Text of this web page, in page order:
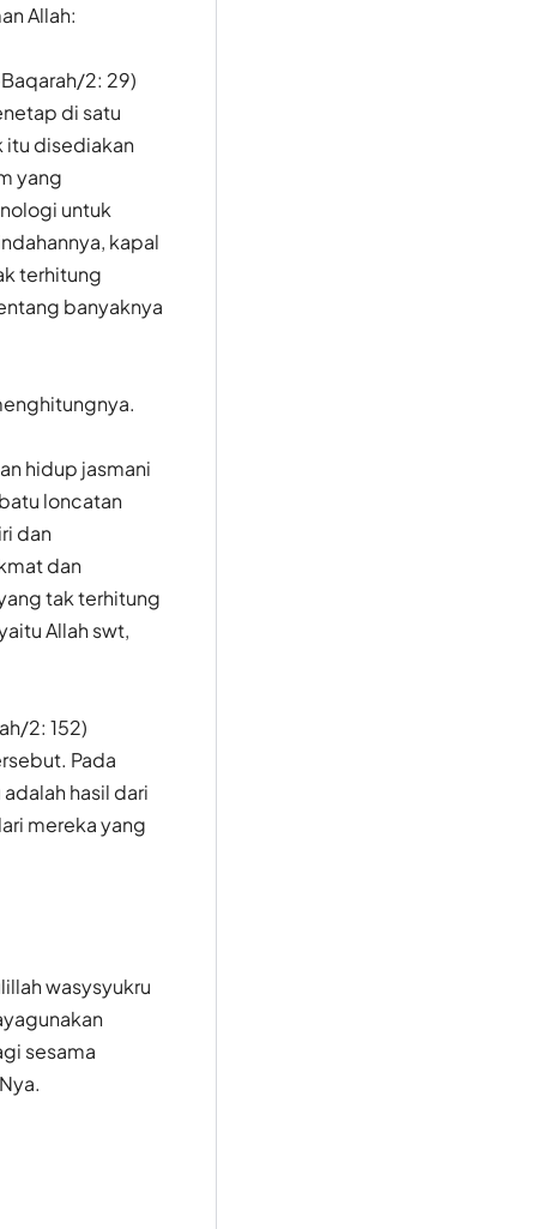
Allah:
2: 29)
di satu
itu disediakan
yang
untuk
kapal
terhitung
banyaknya
hidup jasmani
loncatan
dan
dan
tak terhitung
Allah swt,
2: 152)
Pada
hasil dari
mereka yang
wasysyukru
sesama